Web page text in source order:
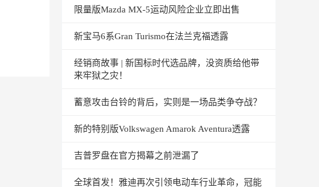
限量版Mazda MX-5运动风险企业立即出售
新宝马6系Gran Turismo在法兰克福透露
经销商故事 | 新国标时代选品牌，没资质给他带
来牢狱之灾！
蓄意攻击台铃的背后，实则是一场品类争夺战？
新的特别版Volkswagen Amarok Aventura透露
吉普罗盘在官方揭幕之前泄漏了
全球首发！雅迪再次引领电动车行业革命，冠能